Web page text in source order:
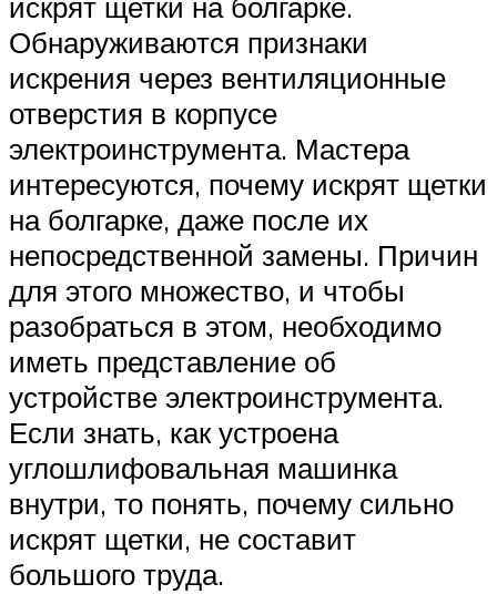
Обнаруживаются признаки
искрения через вентиляционные
отверстия в корпусе
электроинструмента. Мастера
интересуются, почему искрят щетки
на болгарке, даже после их
непосредственной замены. Причин
для этого множество, и чтобы
разобраться в этом, необходимо
иметь представление об
устройстве электроинструмента.
Если знать, как устроена
углошлифовальная машинка
внутри, то понять, почему сильно
искрят щетки, не составит
большого труда.